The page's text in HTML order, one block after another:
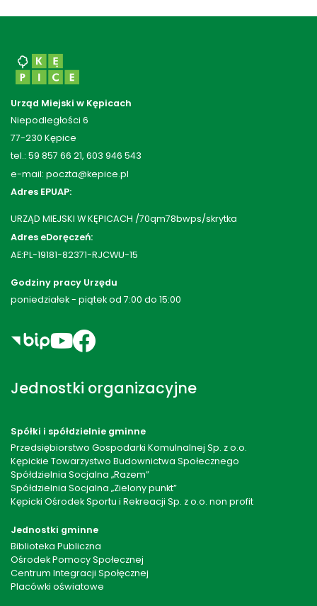
Urząd Miejski w Kępicach
Niepodległości 6
77-230 Kępice
tel.: 59 857 66 21, 603 946 543
e-mail: poczta@kepice.pl
Adres EPUAP:
URZĄD MIEJSKI W KĘPICACH /70qm78bwps/skrytka
Adres eDoręczeń:
AE:PL-19181-82371-RJCWU-15
Godziny pracy Urzędu
poniedziałek - piątek od 7:00 do 15:00
Jednostki organizacyjne
Spółki i spółdzielnie gminne
Przedsiębiorstwo Gospodarki Komulnalnej Sp. z o.o.
Kępickie Towarzystwo Budownictwa Społecznego
Spółdzielnia Socjalna „Razem”
Spółdzielnia Socjalna „Zielony punkt”
Kępicki Ośrodek Sportu i Rekreacji Sp. z o.o. non profit
Jednostki gminne
Biblioteka Publiczna
Ośrodek Pomocy Społecznej
Centrum Integracji Społęcznej
Placówki oświatowe